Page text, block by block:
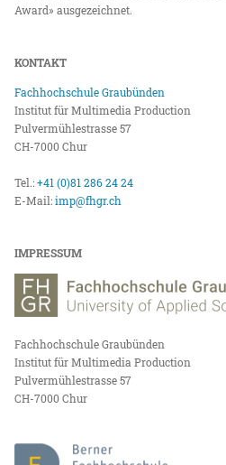
Award» ausgezeichnet.
KONTAKT
Fachhochschule Graubünden
Institut für Multimedia Production
Pulvermühlestrasse 57
CH-7000 Chur
Tel.:+41 (0)81 286 24 24
E-Mail:imp@fhgr.ch
IMPRESSUM
Fachhochschule Graubünden
Institut für Multimedia Production
Pulvermühlestrasse 57
CH-7000 Chur